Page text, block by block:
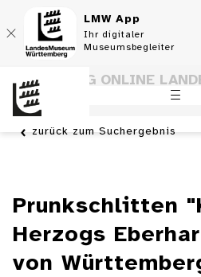
LMW App
Ihr digitaler
Museumsbegleiter
SAMMLUNG ONLINE
WÜRTTEMBERG
zurück zum Suchergebnis
Prunkschlitten
Herzogs
von